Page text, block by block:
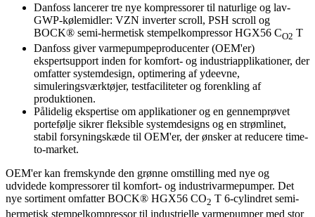
Danfoss lancerer tre nye kompressorer til naturlige og lav-
GWP-kølemidler: VZN inverter scroll, PSH scroll og
BOCK® semi-hermetisk stempelkompressor HGX56 CO2 T
Danfoss giver varmepumpeproducenter (OEM'er)
ekspertsupport inden for komfort- og industriapplikationer, der
omfatter systemdesign, optimering af ydeevne,
simuleringsværktøjer, testfaciliteter og forenkling af
produktionen.
Pålidelig ekspertise om applikationer og en gennemprøvet
portefølje sikrer fleksible systemdesigns og en strømlinet,
stabil forsyningskæde til OEM'er, der ønsker at reducere time-
to-market.
OEM'er kan fremskynde den grønne omstilling med nye og
udvidede kompressorer til komfort- og industrivarmepumper. Det
nye sortiment omfatter BOCK® HGX56 CO2 T 6-cylindret semi-
hermetisk stempelkompressor til industrielle varmepumper med stor